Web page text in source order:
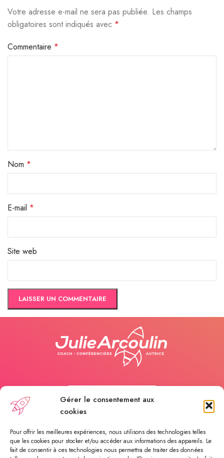
Gérer le consentement aux
cookies
Pour offrir les meilleures expériences, nous utilisons des technologies telles
que les cookies pour stocker et/ou accéder aux informations des appareils. Le
fait de consentir à ces technologies nous permettra de traiter des données
Votre adresse e-mail ne sera pas publiée. Les champs
obligatoires sont indiqués avec *
Commentaire *
Nom *
E-mail *
Site web
Alternative:
Appelez-moi
Payer une séance